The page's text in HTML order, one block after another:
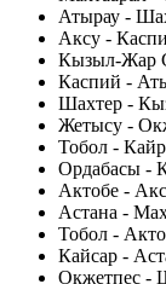
Атырау -
Аксу -
Кызыл-Жар
Каспий -
Шахтер -
Жетысу -
Тобол -
Ордабасы -
Актобе -
Астана -
Тобол -
Кайсар -
Окжетпес -